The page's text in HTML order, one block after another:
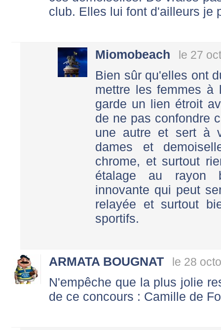
club. Elles lui font d'ailleurs je
Miomobeach le 27
Bien sûr qu'elles ont
mettre les femmes à
garde un lien étroit
de ne pas confondre
une autre et sert à
dames et
chrome, et surtout
étalage au rayon
innovante qui peut
relayée et surtout
sportifs.
ARMATA BOUGNAT le 28
N'empêche que la plus jolie
de ce concours : Camille de